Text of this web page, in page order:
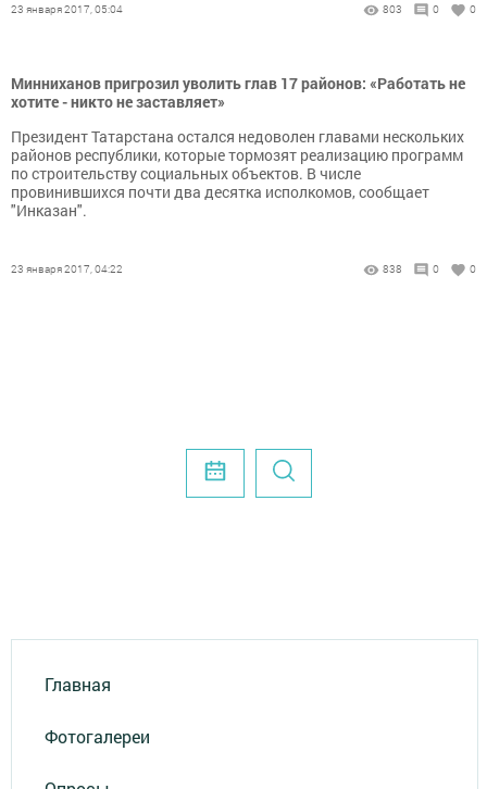
23 января 2017, 05:04 803 0 0
Минниханов пригрозил уволить глав 17 районов: «Работать не
хотите - никто не заставляет»
Президент Татарстана остался недоволен главами нескольких
районов республики, которые тормозят реализацию программ
по строительству социальных объектов. В числе
провинившихся почти два десятка исполкомов, сообщает
"Инказан".
23 января 2017, 04:22 838 0 0
Главная
Фотогалереи